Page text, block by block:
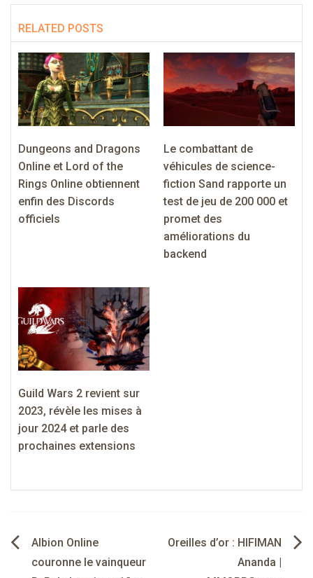
RELATED POSTS
Dungeons and Dragons
Online et Lord of the
Rings Online obtiennent
enfin des Discords
officiels
Le combattant de
véhicules de science-
fiction Sand rapporte un
test de jeu de 200 000 et
promet des
améliorations du
backend
Guild Wars 2 revient sur
2023, révèle les mises à
jour 2024 et parle des
prochaines extensions
Navigation
de
Albion Online
couronne le vainqueur
Oreilles d’or : HIFIMAN
Ananda |